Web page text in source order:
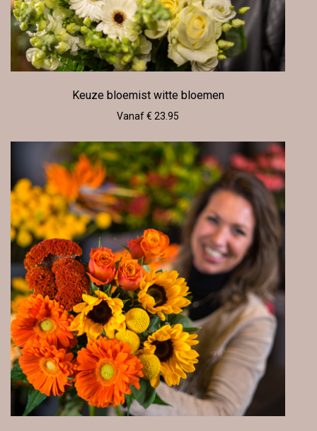
Keuze bloemist witte bloemen
Vanaf € 23.95